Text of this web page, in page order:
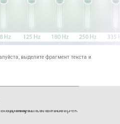
выделите фрагмент текста и